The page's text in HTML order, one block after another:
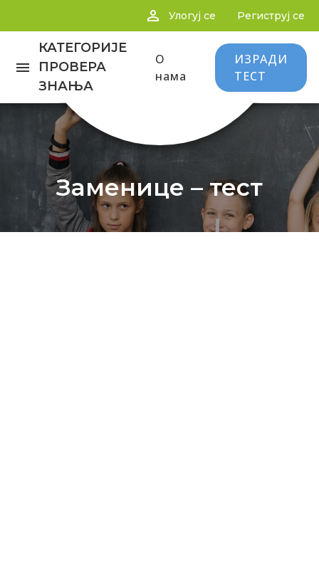
person_outline Улогуј се Региструј се
menu
КАТЕГОРИЈЕ
ПРОВЕРА
ЗНАЊА
О
нама
ИЗРАДИ
ТЕСТ
Заменице – тест